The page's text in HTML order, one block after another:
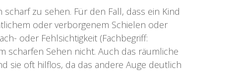
zu sehen. Für den Fall, dass ein Kind
oder verborgenem Schielen oder
oder Fehlsichtigkeit (Fachbegriff:
scharfen Sehen nicht. Auch das räumliche
sie oft hilflos, da das andere Auge deutlich